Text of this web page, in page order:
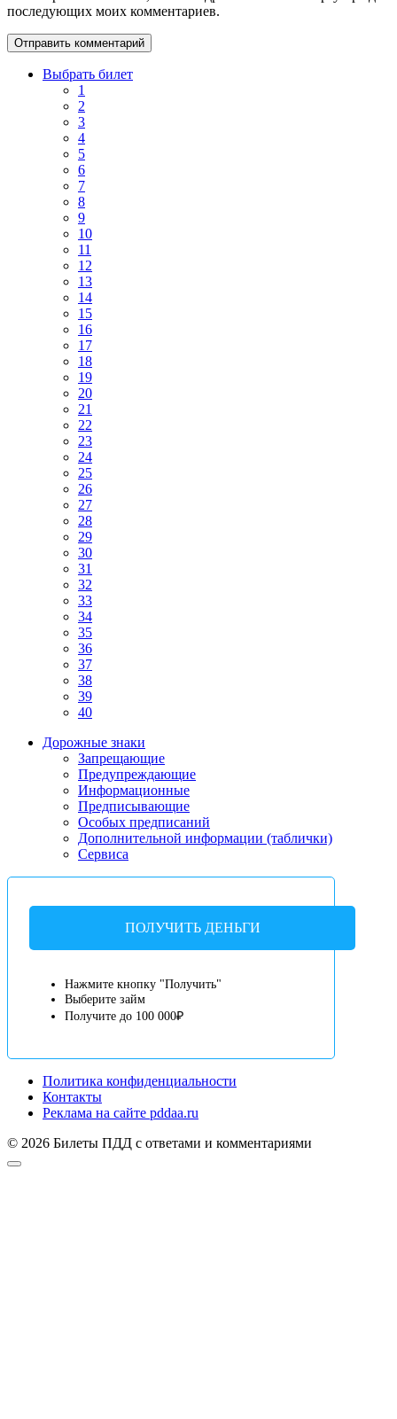
последующих моих комментариев.
Выбрать билет
1
2
3
4
5
6
7
8
9
10
11
12
13
14
15
16
17
18
19
20
21
22
23
24
25
26
27
28
29
30
31
32
33
34
35
36
37
38
39
40
Дорожные знаки
Запрещающие
Предупреждающие
Информационные
Предписывающие
Особых предписаний
Дополнительной информации (таблички)
Сервиса
ПОЛУЧИТЬ ДЕНЬГИ
Нажмите кнопку "Получить"
Выберите займ
Получите до 100 000₽
Политика конфиденциальности
Контакты
Реклама на сайте pddaa.ru
© 2026 Билеты ПДД с ответами и комментариями